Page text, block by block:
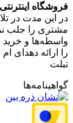
فروشگاه اینترنتی ای ام
در این مدت در
مشتری را جلب
واسطه‌ها و
را ارائه دهدای
تبلت
گواهینامه‌ها